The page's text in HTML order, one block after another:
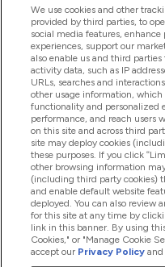
ヘルプ＆ガイド
商品について
会社概要
特典＆ポイント
2026 The Hut.com Ltd
We use cookies and other
provided by third parties, to
social media features,
experiences, support our
also enable us and third parties
activity data, such as IP
URLs, searches and
other usage information,
functionality and personalized
performance, and reach users
on this site and across third
site may deploy cookies
these purposes. If you click
other browsing information
(including third party cookies)
and enable default website
deployed. You can also review
for this site at any time by
link in this banner. By using
Cookies," or "Manage Cookie
accept our Privacy Policy and